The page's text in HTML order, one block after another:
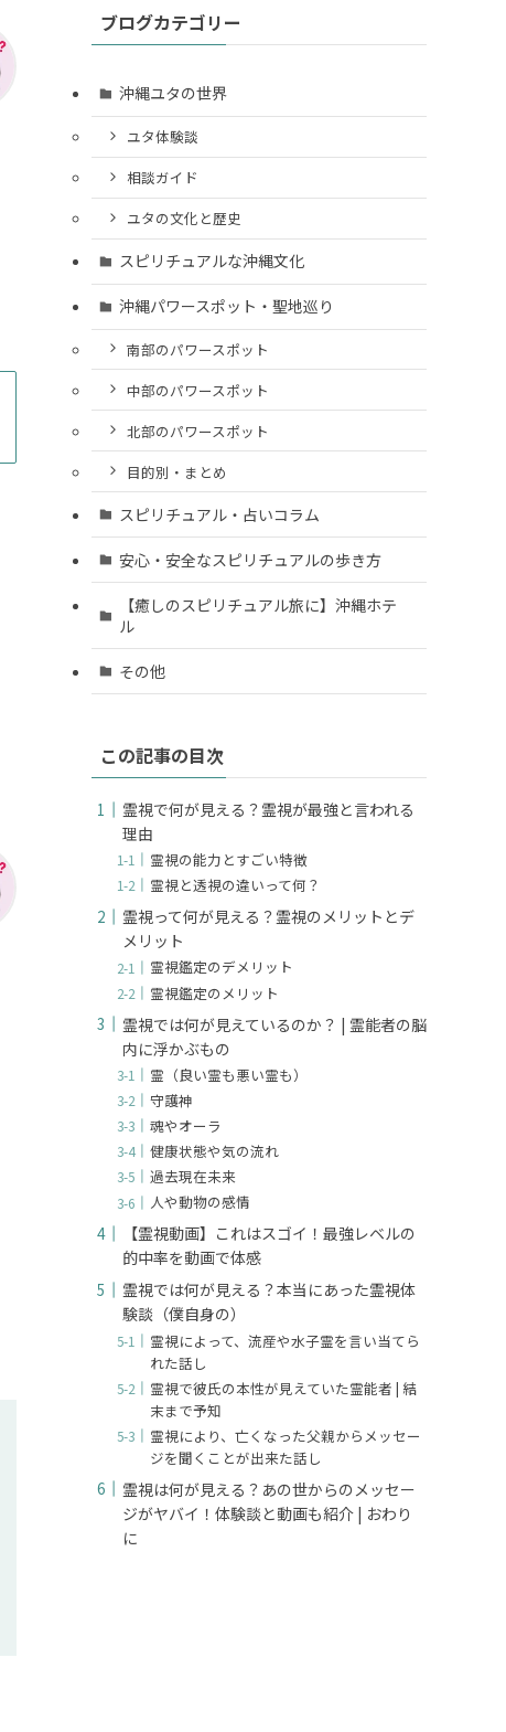
ブログカテゴリー
沖縄ユタの世界
ユタ体験談
相談ガイド
ユタの文化と歴史
スピリチュアルな沖縄文化
沖縄パワースポット・聖地巡り
南部のパワースポット
中部のパワースポット
北部のパワースポット
目的別・まとめ
スピリチュアル・占いコラム
安心・安全なスピリチュアルの歩き方
【癒しのスピリチュアル旅に】沖縄ホテ
ル
その他
この記事の目次
霊視で何が見える？霊視が最強と言われる
理由
霊視の能力とすごい特徴
霊視と透視の違いって何？
霊視って何が見える？霊視のメリットとデ
メリット
霊視鑑定のデメリット
霊視鑑定のメリット
霊視では何が見えているのか？ | 霊能者の脳
内に浮かぶもの
霊（良い霊も悪い霊も）
守護神
魂やオーラ
健康状態や気の流れ
過去現在未来
人や動物の感情
【霊視動画】これはスゴイ！最強レベルの
的中率を動画で体感
霊視では何が見える？本当にあった霊視体
験談（僕自身の）
霊視によって、流産や水子霊を言い当てら
れた話し
霊視で彼氏の本性が見えていた霊能者 | 結
末まで予知
霊視により、亡くなった父親からメッセー
ジを聞くことが出来た話し
霊視は何が見える？あの世からのメッセー
ジがヤバイ！体験談と動画も紹介 | おわり
に